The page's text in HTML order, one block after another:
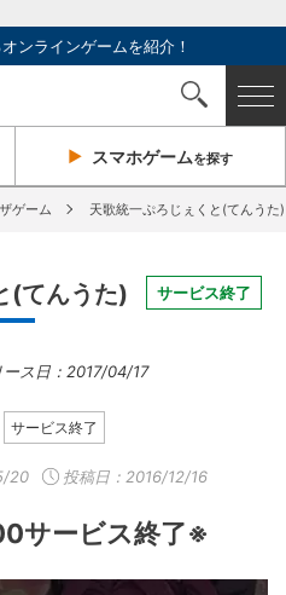
ンラインゲームを紹介！
スマホゲームを探す
ゲーム 天歌統一ぷろじぇくと(てんうた)
(てんうた) サービス終了
ース日：2017/04/17
サービス終了
20 投稿日：2016/12/16
サービス終了※